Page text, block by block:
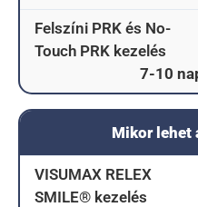
Felszíni PRK és No-
Touch PRK kezelés
7-10
Mikor lehet
VISUMAX RELEX
SMILE® kezelés